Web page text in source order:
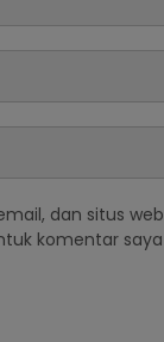
dan situs
komentar